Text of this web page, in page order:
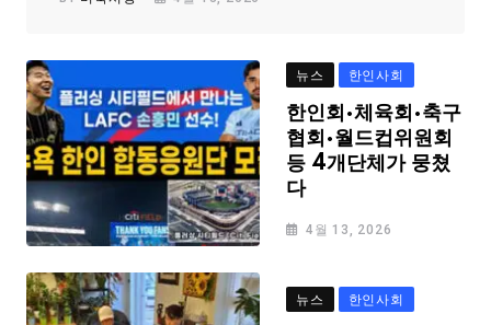
뉴스 한인사회
한인회·체육회·축구
협회·월드컵위원회
등 4개단체가 뭉쳤
다
4월 13, 2026
뉴스 한인사회